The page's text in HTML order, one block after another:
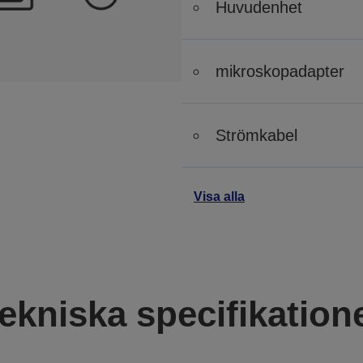
Huvudenhet
mikroskopadapter
Strömkabel
Visa alla